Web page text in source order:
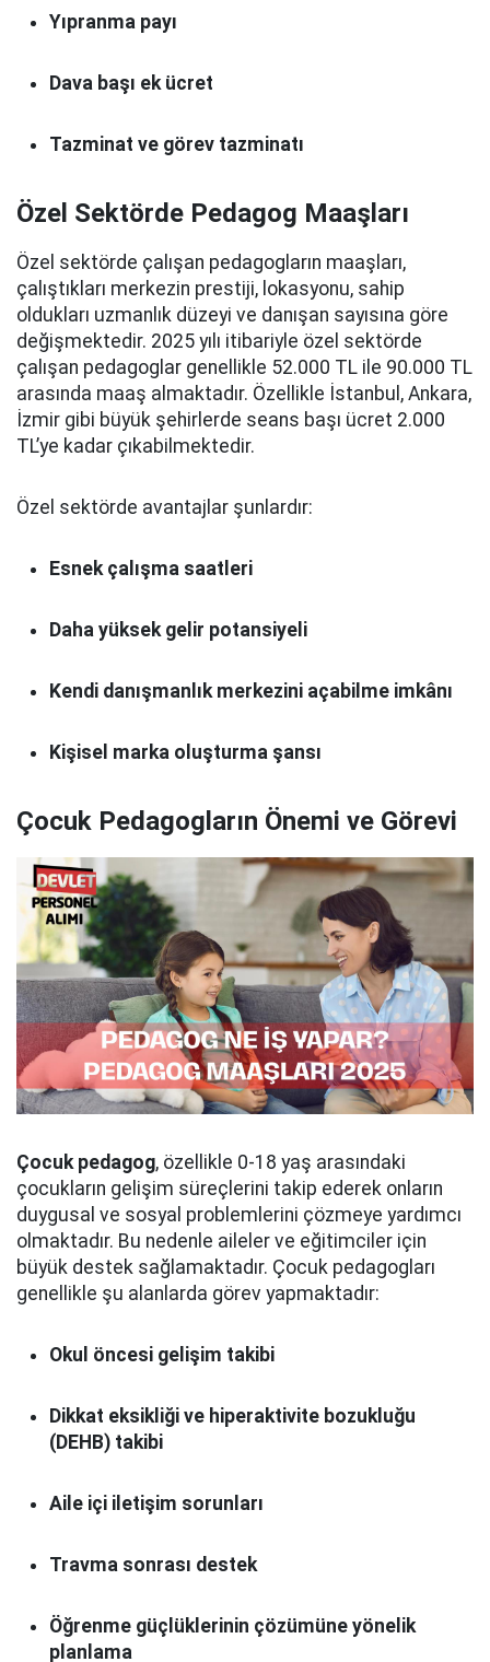
Yıpranma payı
Dava başı ek ücret
Tazminat ve görev tazminatı
Özel Sektörde Pedagog Maaşları
Özel sektörde çalışan pedagogların maaşları,
çalıştıkları merkezin prestiji, lokasyonu, sahip
oldukları uzmanlık düzeyi ve danışan sayısına göre
değişmektedir. 2025 yılı itibariyle özel sektörde
çalışan pedagoglar genellikle 52.000 TL ile 90.000 TL
arasında maaş almaktadır. Özellikle İstanbul, Ankara,
İzmir gibi büyük şehirlerde seans başı ücret 2.000
TL’ye kadar çıkabilmektedir.
Özel sektörde avantajlar şunlardır:
Esnek çalışma saatleri
Daha yüksek gelir potansiyeli
Kendi danışmanlık merkezini açabilme imkânı
Kişisel marka oluşturma şansı
Çocuk Pedagogların Önemi ve Görevi
Çocuk pedagog, özellikle 0-18 yaş arasındaki
çocukların gelişim süreçlerini takip ederek onların
duygusal ve sosyal problemlerini çözmeye yardımcı
olmaktadır. Bu nedenle aileler ve eğitimciler için
büyük destek sağlamaktadır. Çocuk pedagogları
genellikle şu alanlarda görev yapmaktadır:
Okul öncesi gelişim takibi
Dikkat eksikliği ve hiperaktivite bozukluğu
(DEHB) takibi
Aile içi iletişim sorunları
Travma sonrası destek
Öğrenme güçlüklerinin çözümüne yönelik
planlama